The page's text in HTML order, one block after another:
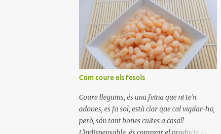
Com coure els fesols
Coure llegums, és una feina que ni te'n
adones, es fa sol, està clar que cal vigilar-ho,
però, són tant bones cuites a casa!!